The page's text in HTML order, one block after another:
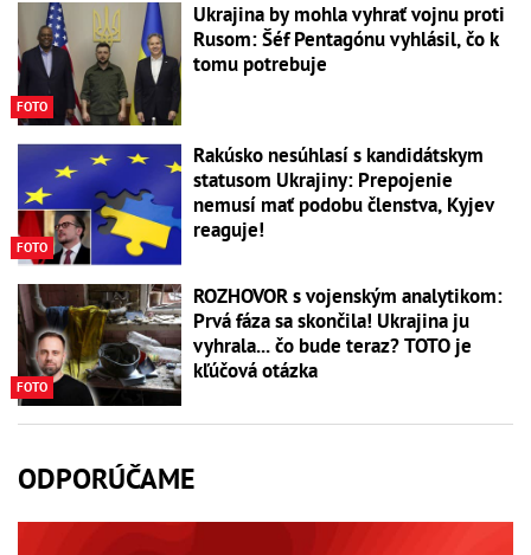
FOTO
Ukrajina by mohla vyhrať vojnu proti
Rusom: Šéf Pentagónu vyhlásil, čo k
tomu potrebuje
FOTO
Rakúsko nesúhlasí s kandidátskym
statusom Ukrajiny: Prepojenie
nemusí mať podobu členstva, Kyjev
reaguje!
FOTO
ROZHOVOR s vojenským analytikom:
Prvá fáza sa skončila! Ukrajina ju
vyhrala... čo bude teraz? TOTO je
kľúčová otázka
ODPORÚČAME